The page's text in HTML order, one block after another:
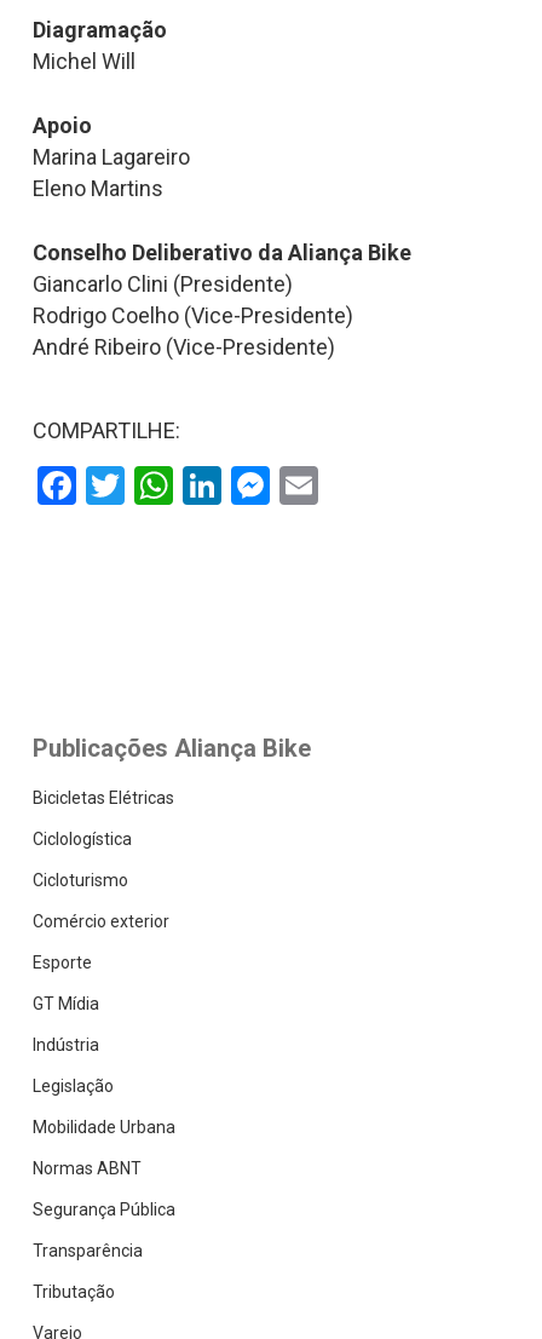
Diagramação
Michel Will
Apoio
Marina Lagareiro
Eleno Martins
Conselho Deliberativo da Aliança Bike
Giancarlo Clini (Presidente)
Rodrigo Coelho (Vice-Presidente)
André Ribeiro (Vice-Presidente)
COMPARTILHE:
Facebook
Twitter
WhatsApp
LinkedIn
Messenger
Email
Publicações Aliança Bike
Bicicletas Elétricas
Ciclologística
Cicloturismo
Comércio exterior
Esporte
GT Mídia
Indústria
Legislação
Mobilidade Urbana
Normas ABNT
Segurança Pública
Transparência
Tributação
Varejo